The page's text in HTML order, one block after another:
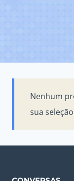
Nenhum
sua